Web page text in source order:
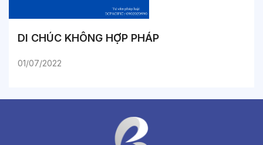
DI CHÚC KHÔNG HỢP PHÁP
01/07/2022